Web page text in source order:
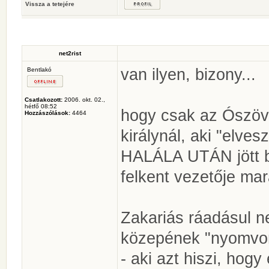
Vissza a tetejére
net2rist
Bentlakó
Csatlakozott: 2006. okt. 02.,
hétfő 08:52
Hozzászólások: 4464
van ilyen, bizony...
hogy csak az
királynál, aki
HALÁLA UTÁN jött
felkent vezetője
Zakariás ráadásul
közepének
- aki azt hiszi, hogy